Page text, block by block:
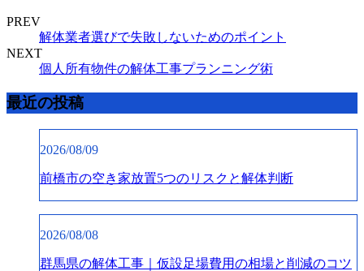
PREV
解体業者選びで失敗しないためのポイント
NEXT
個人所有物件の解体工事プランニング術
最近の投稿
2026/08/09
前橋市の空き家放置5つのリスクと解体判断
2026/08/08
群馬県の解体工事｜仮設足場費用の相場と削減のコツ